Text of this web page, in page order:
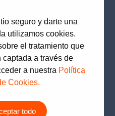
seguro y darte una
utilizamos cookies.
el tratamiento que
a través de
a nuestra Política
Cookies.
todo
exception has occurred while
(see the browser console